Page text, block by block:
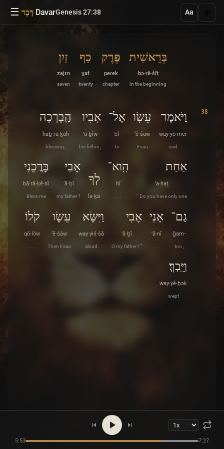
☰ דָּבָר·DavarGenesis 27:38 Aa
בְּרֵאשִׁית
bə·rê·šîṯ
In the beginning
פֶּרֶק
peɾek
chapter
כַף
χaf
twenty
זַיִן
zajɪn
seven
38 וַיֹּאמֶר
way·yō·mer
said
עֵשָׂו
‘ê·śāw
Esau
אֶל־
’el-
to
אָבִיו
’ā·ḇîw
his father ,
הַֽבְרָכָה
haḇ·rā·ḵāh
blessing ,
אַחַת
’a·ḥaṯ
“ Do you have only one
הִֽוא־
hî
. . .
לְךָ
lə·ḵā
אָבִי
’ā·ḇî
my father ?
בָּרֲכֵנִי
bā·ră·ḵê·nî
Bless me
גַם־
ḡam-
too ,
אָנִי
’ā·nî
. . .
אָבִי
’ā·ḇî
O my father ! ”
וַיִּשָּׂא
way·yiś·śā
aloud
עֵשָׂו
‘ê·śāw
Then Esau
קֹלוֹ
qō·lōw
. . . .
וַיֵּֽבְךְּ׃
way·yê·ḇək
wept
5:53 7:27